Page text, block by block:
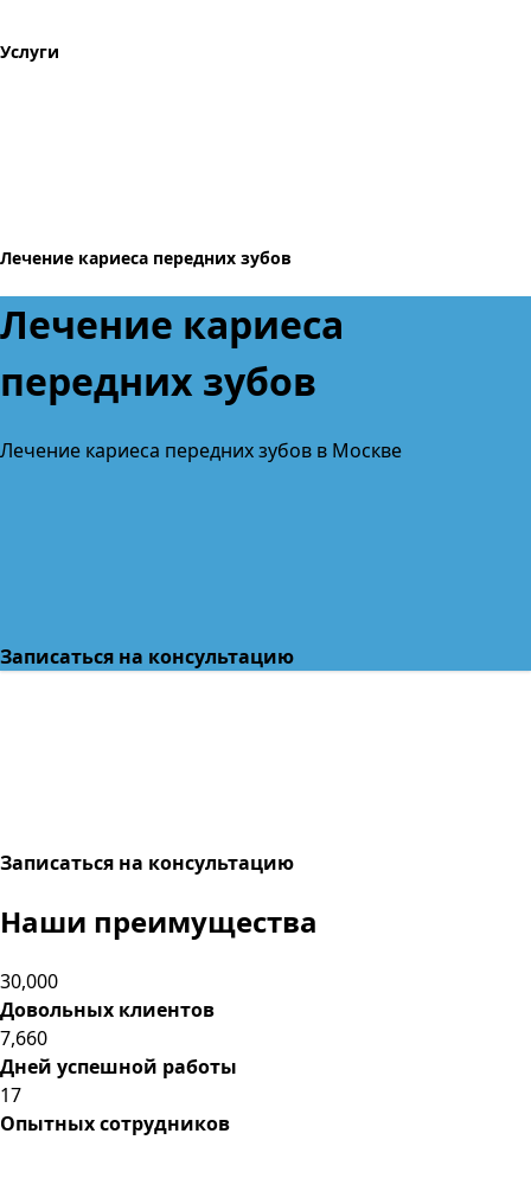
Услуги
Лечение кариеса передних зубов
Лечение кариеса
передних зубов
Лечение кариеса передних зубов в Москве
Записаться на консультацию
Записаться на консультацию
Наши преимущества
30,000
Довольных клиентов
7,660
Дней успешной работы
17
Опытных сотрудников